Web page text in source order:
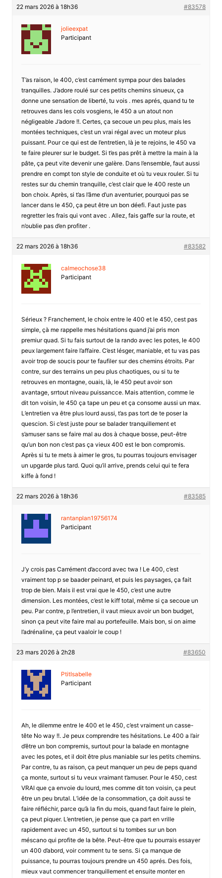
22 mars 2026 à 18h36 #83578
jolieexpat
Participant
T’as raison, le 400, c’est carrément sympa pour des balades
tranquilles. J’adore roulé sur ces petits chemins sinueux, ça
donne une sensation de liberté, tu vois . mes aprés, quand tu te
retrouves dans les cols vosgiens, le 450 a un atout non
négligeable J’adore !!. Certes, ça secoue un peu plus, mais les
montées techniques, c’est un vrai régal avec un moteur plus
puissant. Pour ce qui est de l’entretien, là je te rejoins, le 450 va
te faire pleurer sur le budget. Si t’es pas prêt à mettre la main à la
pâte, ça peut vite devenir une galère. Dans l’ensemble, faut aussi
prendre en compt ton style de conduite et où tu veux rouler. Si tu
restes sur du chemin tranquille, c’est clair que le 400 reste un
bon choix. Après, si t’as l’âme d’un aventurier, pourquoi pas se
lancer dans le 450, ça peut être un bon déefi. Faut juste pas
regretter les frais qui vont avec . Allez, fais gaffe sur la route, et
n’oublie pas d’en profiter .
22 mars 2026 à 18h36 #83582
calmeochose38
Participant
Sérieux ? Franchement, le choix entre le 400 et le 450, cest pas
simple, çà me rappelle mes hésitations quand j’ai pris mon
premiur quad. Si tu fais surtout de la rando avec les potes, le 400
peux largement faire l’affaire. C’est lésger, maniable, et tu vas pas
avoir trop de soucis pour te faufiler sur des chemins étroits. Par
contre, sur des terrains un peu plus chaotiques, ou si tu te
retrouves en montagne, ouais, là, le 450 peut avoir son
avantage, srrtout niveau puissancce. Mais attention, comme le
dit ton voisin, le 450 ça tape un peu et ça consome aussi un max.
L’entretien va être plus lourd aussi, t’as pas tort de te poser la
quescion. Si c’est juste pour se balader tranquillement et
s’amuser sans se faire mal au dos à chaque bosse, peut-être
qu’un bon non c’est pas ça vieux 400 est le bon compromis.
Après si tu te mets à aimer le gros, tu pourras toujours envisager
un upgarde plus tard. Quoi qu’il arrive, prends celui qui te fera
kiffe à fond !
22 mars 2026 à 18h36 #83585
rantanplan19756174
Participant
J’y crois pas Carrément d’accord avec twa ! Le 400, c’est
vraiment top p se baader peinard, et puis les paysages, ça fait
trop de bien. Mais il est vrai que le 450, c’est une autre
dimension. Les montées, c’est le kiff total, même si ça secoue un
peu. Par contre, p l’entretien, il vaut mieux avoir un bon budget,
sinon ça peut vite faire mal au portefeuille. Mais bon, si on aime
l’adrénaline, ça peut vaaloir le coup !
23 mars 2026 à 2h28 #83650
PtitIsabelle
Participant
Ah, le dilemme entre le 400 et le 450, c’est vraiment un casse-
tête No way !!. Je peux comprendre tes hésitations. Le 400 a l’air
d’être un bon compremis, surtout pour la balade en montagne
avec les potes, et il doit être plus maniable sur les petits chemins.
Par contre, tu as raison, ça peut manquer un peu de peps quand
ça monte, surtout si tu veux vraimant t’amuser. Pour le 450, cest
VRAI que ça envoie du lourd, mes comme dit ton voisin, ça peut
être un peu brutal. L’idée de la consommation, ça doit aussi te
faire réfléchir, parce qu’à la fin du mois, quand faut faire le plein,
ça peut piquer. L’entretien, je pense que ça part en vrille
rapidement avec un 450, surtout si tu tombes sur un bon
méscano qui profite de la bête. Peut-être que tu pourrais essayer
un 400 d’abord, voir comment tu te sens. Si ça manque de
puissance, tu pourras toujours prendre un 450 aprés. Des fois,
mieux vaut commencer tranquillement et ensuite monter en